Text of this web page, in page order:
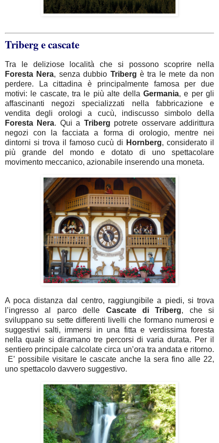
Triberg e cascate
Tra le deliziose località che si possono scoprire nella
Foresta Nera, senza dubbio Triberg è tra le mete da non
perdere. La cittadina è principalmente famosa per due
motivi: le cascate, tra le più alte della Germania, e per gli
affascinanti negozi specializzati nella fabbricazione e
vendita degli orologi a cucù, indiscusso simbolo della
Foresta Nera. Qui a Triberg potrete osservare addirittura
negozi con la facciata a forma di orologio, mentre nei
dintorni si trova il famoso cucù di Hornberg, considerato il
più grande del mondo e dotato di uno spettacolare
movimento meccanico, azionabile inserendo una moneta.
A poca distanza dal centro, raggiungibile a piedi, si trova
l’ingresso al parco delle Cascate di Triberg, che si
sviluppano su sette differenti livelli che formano numerosi e
suggestivi salti, immersi in una fitta e verdissima foresta
nella quale si diramano tre percorsi di varia durata. Per il
sentiero principale calcolate circa un’ora tra andata e ritorno.
E’ possibile visitare le cascate anche la sera fino alle 22,
uno spettacolo davvero suggestivo.